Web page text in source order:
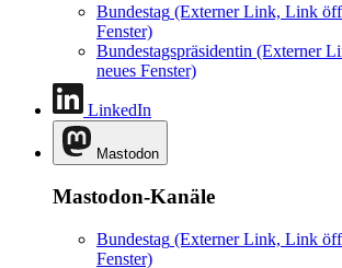
Bundestag (Externer Link, Link
Fenster)
Bundestagspräsidentin (Externer
neues Fenster)
LinkedIn
Mastodon
Mastodon-Kanäle
Bundestag (Externer Link, Link
Fenster)